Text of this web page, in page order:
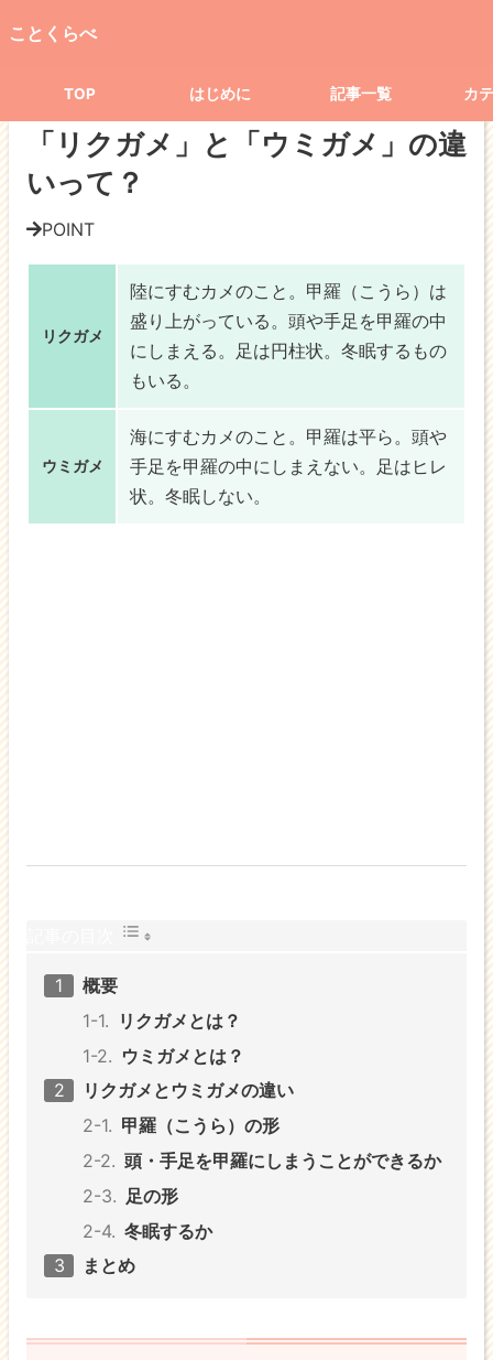
ことくらべ
TOP はじめに 記事一覧 カ
「リクガメ」と「ウミガメ」の違いって？
生き物
「リクガメ」と「ウミガメ」の違
いって？
POINT
リクガメ
陸にすむカメのこと。甲羅（こうら）は
盛り上がっている。頭や手足を甲羅の中
に しまえる。足は円柱状。冬眠する もの
もいる。
ウミガメ
海にすむカメのこと。甲羅は平ら。頭や
手足を甲羅の中に しまえない。足は ヒレ
状。冬眠しない。
概要
リクガメとは？
ウミガメとは？
リクガメとウミガメの違い
甲羅（こうら）の形
頭・手足を甲羅にしまうことができるか
足の形
冬眠するか
まとめ